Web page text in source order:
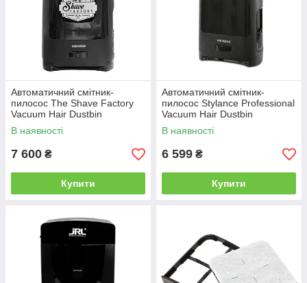
Автоматичний смітник-
пилосос The Shave Factory
Vacuum Hair Dustbin
(10308001)
В наявності
7 600 ₴
Купити
Автоматичний смітник-
пилосос Stylance Professional
Vacuum Hair Dustbin
В наявності
6 599 ₴
Купити